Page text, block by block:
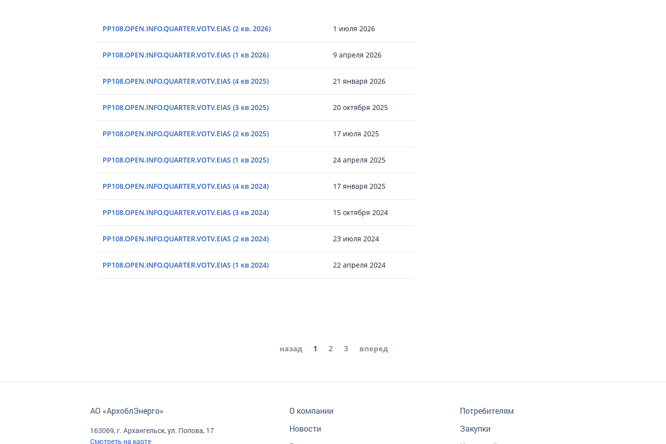
PP108.OPEN.INFO.QUARTER.VOTV.EIAS (2 кв. 2026) 1 июля 2026
PP108.OPEN.INFO.QUARTER.VOTV.EIAS (1 кв 2026) 9 апреля 2026
PP108.OPEN.INFO.QUARTER.VOTV.EIAS (4 кв 2025) 21 января 2026
PP108.OPEN.INFO.QUARTER.VOTV.EIAS (3 кв 2025) 20 октября 2025
PP108.OPEN.INFO.QUARTER.VOTV.EIAS (2 кв 2025) 17 июля 2025
PP108.OPEN.INFO.QUARTER.VOTV.EIAS (1 кв 2025) 24 апреля 2025
PP108.OPEN.INFO.QUARTER.VOTV.EIAS (4 кв 2024) 17 января 2025
PP108.OPEN.INFO.QUARTER.VOTV.EIAS (3 кв 2024) 15 октября 2024
PP108.OPEN.INFO.QUARTER.VOTV.EIAS (2 кв 2024) 23 июля 2024
PP108.OPEN.INFO.QUARTER.VOTV.EIAS (1 кв 2024) 22 апреля 2024
назад 1 2 3 вперед
АО «АрхоблЭнерго»
163069, г. Архангельск, ул. Попова, 17
Смотреть на карте
О компании
Новости
Потребителям
Закупки